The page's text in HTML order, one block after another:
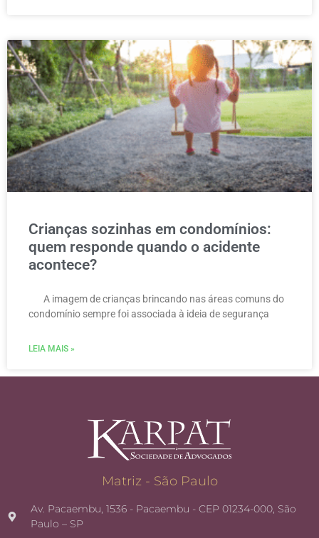
Crianças sozinhas em condomínios:
quem responde quando o acidente
acontece?
A imagem de crianças brincando nas áreas comuns do
condomínio sempre foi associada à ideia de segurança
LEIA MAIS »
Matriz - São Paulo
Av. Pacaembu, 1536 - Pacaembu - CEP 01234-000, São
Paulo – SP